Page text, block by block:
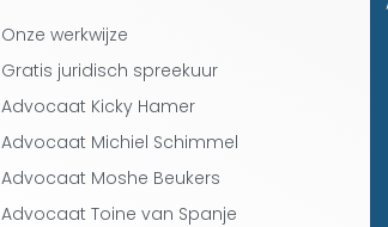
Onze werkwijze
Gratis juridisch spreekuur
Advocaat Kicky Hamer
Advocaat Michiel Schimmel
Advocaat Moshe Beukers
Advocaat Toine van Spanje